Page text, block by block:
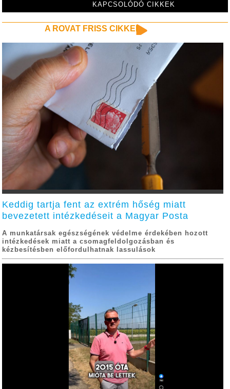
KAPCSOLÓDÓ CIKKEK
A ROVAT FRISS CIKKEI
Keddig tartja fent az extrém hőség miatt
bevezetett intézkedéseit a Magyar Posta
A munkatársak egészségének védelme érdekében hozott
intézkedések miatt a csomagfeldolgozásban és
kézbesítésben előfordulhatnak lassulások